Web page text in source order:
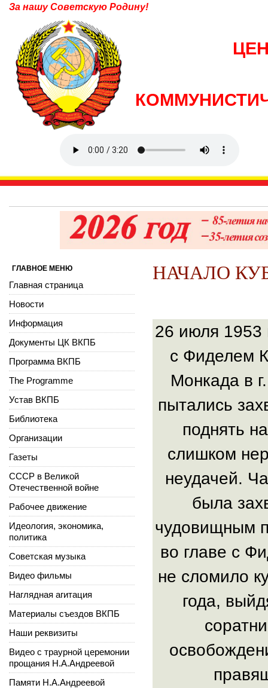
За нашу Советскую Родину!
НАЧАЛО
26 июля 1953
с Фиделем
Монкада в
пытались
поднять
слишком
неудачей.
была
чудовищным
во главе с
не сломило
года,
ГЛАВНОЕ МЕНЮ
Главная страница
Новости
Информация
Документы ЦК ВКПБ
Программа ВКПБ
The Programme
Устав ВКПБ
Библиотека
Организации
Газеты
СССР в Великой
Отечественной войне
Рабочее движение
Идеология, экономика,
политика
Советская музыка
Видео фильмы
Наглядная агитация
Материалы съездов ВКПБ
Наши реквизиты
Видео с траурной церемонии
прощания Н.А.Андреевой
Памяти Н.А.Андреевой